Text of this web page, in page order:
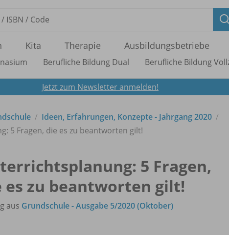
Kita Therapie Ausbildungsbetriebe
Berufliche Bildung Dual Berufliche Bildung
Jetzt zum Newsletter anmelden!
Ideen, Erfahrungen, Konzepte - Jahrgang 2020
5 Fragen, die es zu beantworten gilt!
5 Fragen,
es zu beantworten gilt!
aus Grundschule - Ausgabe 5/2020 (Oktober)